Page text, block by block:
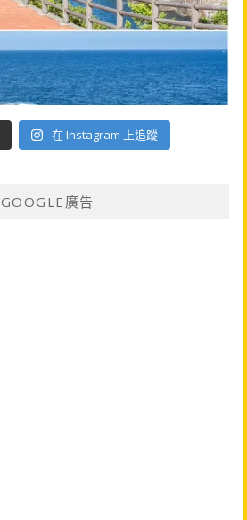
在 Instagram 上追蹤
GOOGLE廣告